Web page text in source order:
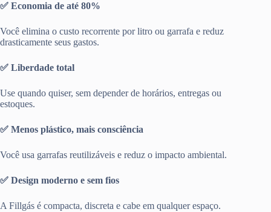
✅ Economia de até 80%
Você elimina o custo recorrente por litro ou garrafa e reduz
drasticamente seus gastos.
✅ Liberdade total
Use quando quiser, sem depender de horários, entregas ou
estoques.
✅ Menos plástico, mais consciência
Você usa garrafas reutilizáveis e reduz o impacto ambiental.
✅ Design moderno e sem fios
A Fillgás é compacta, discreta e cabe em qualquer espaço.